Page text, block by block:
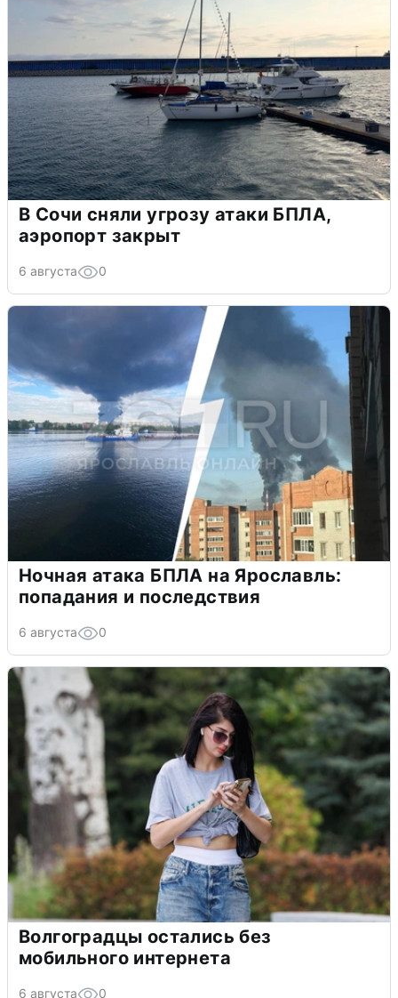
В Сочи сняли угрозу атаки БПЛА,
аэропорт закрыт
6 августа 0
Ночная атака БПЛА на Ярославль:
попадания и последствия
6 августа 0
Волгоградцы остались без
мобильного интернета
6 августа 0